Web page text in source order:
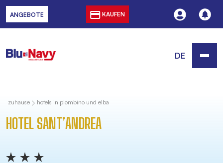
ANGEBOTE KAUFEN
DE
zuhause hotels in piombino und elba
HOTEL SANT’ANDREA